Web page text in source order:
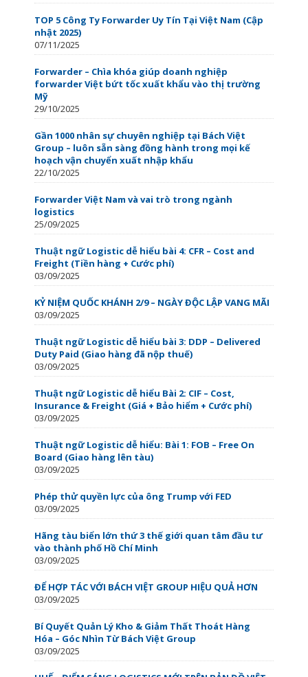
TOP 5 Công Ty Forwarder Uy Tín Tại Việt Nam (Cập
nhật 2025)
07/11/2025
Forwarder – Chìa khóa giúp doanh nghiệp
forwarder Việt bứt tốc xuất khẩu vào thị trường
Mỹ
29/10/2025
Gần 1000 nhân sự chuyên nghiệp tại Bách Việt
Group – luôn sẵn sàng đồng hành trong mọi kế
hoạch vận chuyển xuất nhập khẩu
22/10/2025
Forwarder Việt Nam và vai trò trong ngành
logistics
25/09/2025
Thuật ngữ Logistic dễ hiểu bài 4: CFR – Cost and
Freight (Tiền hàng + Cước phí)
03/09/2025
KỶ NIỆM QUỐC KHÁNH 2/9 – NGÀY ĐỘC LẬP VANG MÃI
03/09/2025
Thuật ngữ Logistic dễ hiểu bài 3: DDP – Delivered
Duty Paid (Giao hàng đã nộp thuế)
03/09/2025
Thuật ngữ Logistic dễ hiểu Bài 2: CIF – Cost,
Insurance & Freight (Giá + Bảo hiểm + Cước phí)
03/09/2025
Thuật ngữ Logistic dễ hiểu: Bài 1: FOB – Free On
Board (Giao hàng lên tàu)
03/09/2025
Phép thử quyền lực của ông Trump với FED
03/09/2025
Hãng tàu biển lớn thứ 3 thế giới quan tâm đầu tư
vào thành phố Hồ Chí Minh
03/09/2025
ĐỂ HỢP TÁC VỚI BÁCH VIỆT GROUP HIỆU QUẢ HƠN
03/09/2025
Bí Quyết Quản Lý Kho & Giảm Thất Thoát Hàng
Hóa – Góc Nhìn Từ Bách Việt Group
03/09/2025